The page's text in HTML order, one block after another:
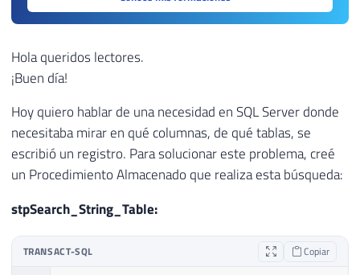
Hola queridos lectores.
¡Buen día!
Hoy quiero hablar de una necesidad en SQL Server donde
necesitaba mirar en qué columnas, de qué tablas, se
escribió un registro. Para solucionar este problema, creé
un Procedimiento Almacenado que realiza esta búsqueda:
stpSearch_String_Table:
TRANSACT-SQL Copiar